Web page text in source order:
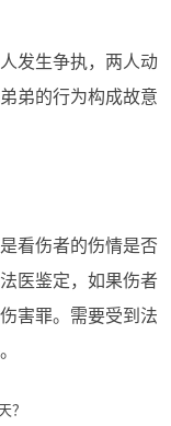
发生争执，两人动
弟的行为构成故意
看伤者的伤情是否
医鉴定，如果伤者
害罪。需要受到法
？